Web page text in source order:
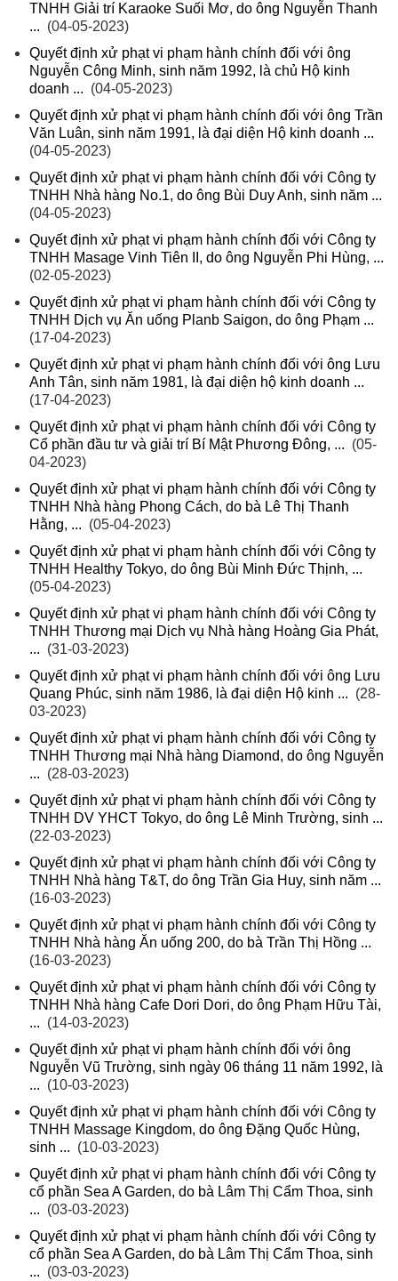
TNHH Giải trí Karaoke Suối Mơ, do ông Nguyễn Thanh
... (04-05-2023)
Quyết định xử phạt vi phạm hành chính đối với ông
Nguyễn Công Minh, sinh năm 1992, là chủ Hộ kinh
doanh ... (04-05-2023)
Quyết định xử phạt vi phạm hành chính đối với ông Trần
Văn Luân, sinh năm 1991, là đại diện Hộ kinh doanh ...
(04-05-2023)
Quyết định xử phạt vi phạm hành chính đối với Công ty
TNHH Nhà hàng No.1, do ông Bùi Duy Anh, sinh năm ...
(04-05-2023)
Quyết định xử phạt vi phạm hành chính đối với Công ty
TNHH Masage Vinh Tiên II, do ông Nguyễn Phi Hùng, ...
(02-05-2023)
Quyết định xử phạt vi phạm hành chính đối với Công ty
TNHH Dịch vụ Ăn uống Planb Saigon, do ông Phạm ...
(17-04-2023)
Quyết định xử phạt vi phạm hành chính đối với ông Lưu
Anh Tân, sinh năm 1981, là đại diện hộ kinh doanh ...
(17-04-2023)
Quyết định xử phạt vi phạm hành chính đối với Công ty
Cổ phần đầu tư và giải trí Bí Mật Phương Đông, ... (05-
04-2023)
Quyết định xử phạt vi phạm hành chính đối với Công ty
TNHH Nhà hàng Phong Cách, do bà Lê Thị Thanh
Hằng, ... (05-04-2023)
Quyết định xử phạt vi phạm hành chính đối với Công ty
TNHH Healthy Tokyo, do ông Bùi Minh Đức Thịnh, ...
(05-04-2023)
Quyết định xử phạt vi phạm hành chính đối với Công ty
TNHH Thương mại Dịch vụ Nhà hàng Hoàng Gia Phát,
... (31-03-2023)
Quyết định xử phạt vi phạm hành chính đối với ông Lưu
Quang Phúc, sinh năm 1986, là đại diện Hộ kinh ... (28-
03-2023)
Quyết định xử phạt vi phạm hành chính đối với Công ty
TNHH Thương mại Nhà hàng Diamond, do ông Nguyễn
... (28-03-2023)
Quyết định xử phạt vi phạm hành chính đối với Công ty
TNHH DV YHCT Tokyo, do ông Lê Minh Trường, sinh ...
(22-03-2023)
Quyết định xử phạt vi phạm hành chính đối với Công ty
TNHH Nhà hàng T&T, do ông Trần Gia Huy, sinh năm ...
(16-03-2023)
Quyết định xử phạt vi phạm hành chính đối với Công ty
TNHH Nhà hàng Ăn uống 200, do bà Trần Thị Hồng ...
(16-03-2023)
Quyết định xử phạt vi phạm hành chính đối với Công ty
TNHH Nhà hàng Cafe Dori Dori, do ông Phạm Hữu Tài,
... (14-03-2023)
Quyết định xử phạt vi phạm hành chính đối với ông
Nguyễn Vũ Trường, sinh ngày 06 tháng 11 năm 1992, là
... (10-03-2023)
Quyết định xử phạt vi phạm hành chính đối với Công ty
TNHH Massage Kingdom, do ông Đặng Quốc Hùng,
sinh ... (10-03-2023)
Quyết định xử phạt vi phạm hành chính đối với Công ty
cổ phần Sea A Garden, do bà Lâm Thị Cẩm Thoa, sinh
... (03-03-2023)
Quyết định xử phạt vi phạm hành chính đối với Công ty
cổ phần Sea A Garden, do bà Lâm Thị Cẩm Thoa, sinh
... (03-03-2023)